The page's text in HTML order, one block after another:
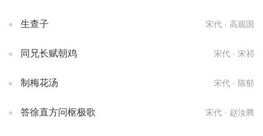
生查子 宋代 · 高观国
同兄长赋朝鸡 宋代 · 宋祁
制梅花汤 宋代 · 陈郁
答徐直方问枢极歌 宋代 · 赵汝腾